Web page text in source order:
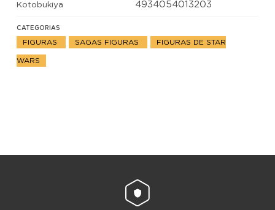
Kotobukiya 4934054013203
CATEGORIAS
FIGURAS SAGAS FIGURAS FIGURAS DE STAR
WARS